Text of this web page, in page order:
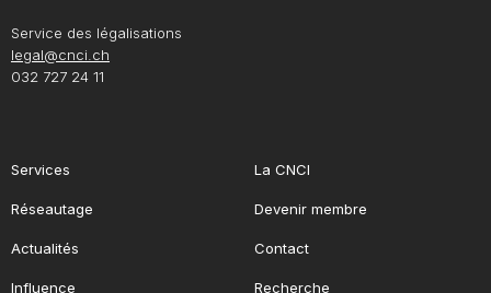
Service des légalisations
legal@cnci.ch
032 727 24 11
Services
Réseautage
Actualités
Influence
La CNCI
Devenir membre
Contact
Recherche